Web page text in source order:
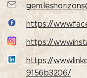
https://
https://
https://
9156b3206/